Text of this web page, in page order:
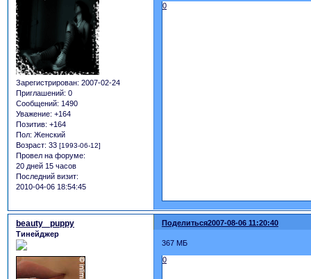
Зарегистрирован: 2007-02-24
Приглашений: 0
Сообщений: 1490
Уважение: +164
Позитив: +164
Пол: Женский
Возраст: 33 [1993-06-12]
Провел на форуме:
20 дней 15 часов
Последний визит:
2010-04-06 18:54:45
0
Поделиться2007-08-06 11:20:40
beauty _puppy
Тинейджер
367 МБ
0